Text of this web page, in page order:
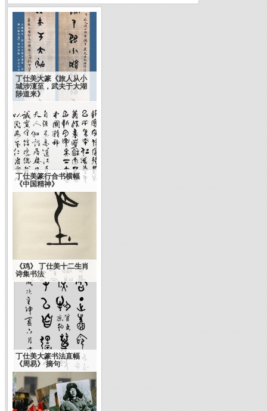
丁仕美大篆《旅人从小
城涉瀗至，武夫于大湖
陟道来》
丁仕美篆行合书横幅
《中国精神》
《鸡》 丁仕美十二生肖
诗集书法
丁仕美大篆书法直幅
《周易》 摘句